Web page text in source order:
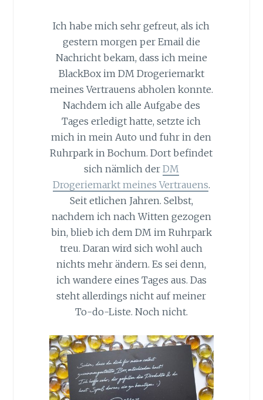
Ich habe mich sehr gefreut, als ich
gestern morgen per Email die
Nachricht bekam, dass ich meine
BlackBox im DM Drogeriemarkt
meines Vertrauens abholen konnte.
Nachdem ich alle Aufgabe des
Tages erledigt hatte, setzte ich
mich in mein Auto und fuhr in den
Ruhrpark in Bochum. Dort befindet
sich nämlich der DM
Drogeriemarkt meines Vertrauens.
Seit etlichen Jahren. Selbst,
nachdem ich nach Witten gezogen
bin, blieb ich dem DM im Ruhrpark
treu. Daran wird sich wohl auch
nichts mehr ändern. Es sei denn,
ich wandere eines Tages aus. Das
steht allerdings nicht auf meiner
To-do-Liste. Noch nicht.